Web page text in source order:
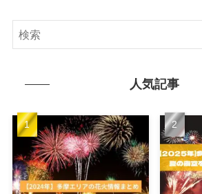
人気記事